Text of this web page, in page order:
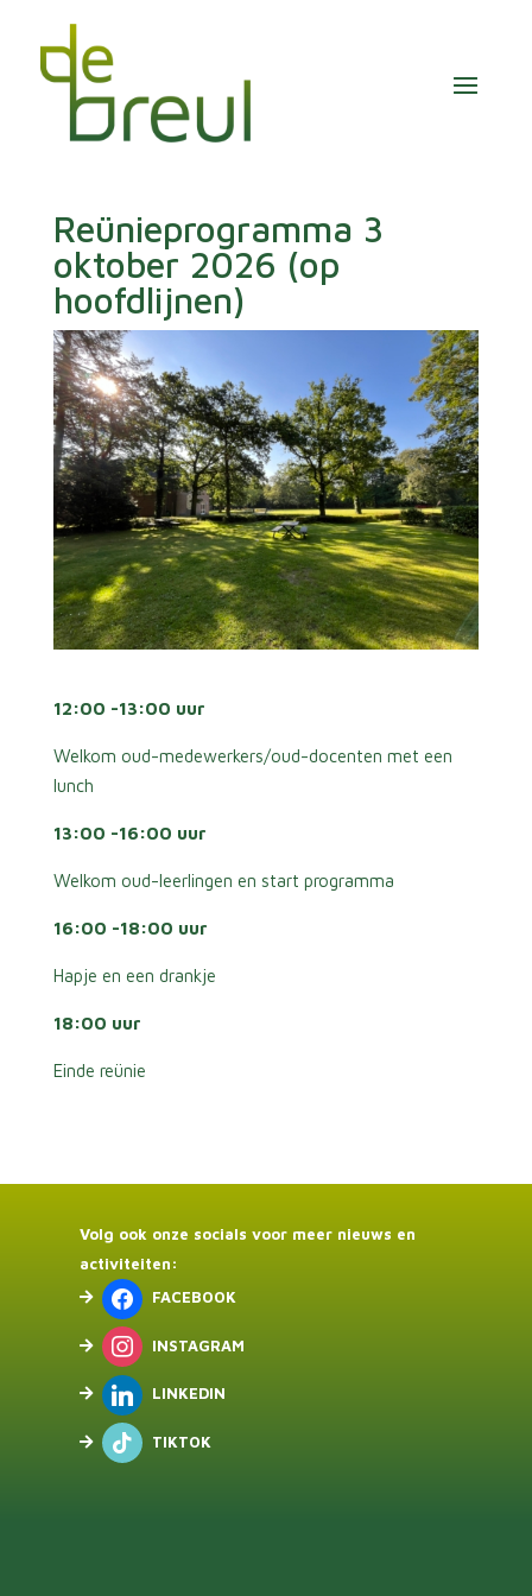
Reünieprogramma 3
oktober 2026 (op
hoofdlijnen)
12:00 -13:00 uur
Welkom oud-medewerkers/oud-docenten met een
lunch
13:00 -16:00 uur
Welkom oud-leerlingen en start programma
16:00 -18:00 uur
Hapje en een drankje
18:00 uur
Einde reünie
Volg ook onze socials voor meer nieuws en
activiteiten:
FACEBOOK
INSTAGRAM
LINKEDIN
TIKTOK